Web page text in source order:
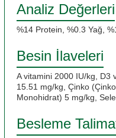
Analiz Değerleri
%14 Protein, %0.3 Yağ,
Besin İlaveleri
A vitamini 2000 IU/kg, D3
15.51 mg/kg, Çinko
Monohidrat) 5 mg/kg,
Besleme